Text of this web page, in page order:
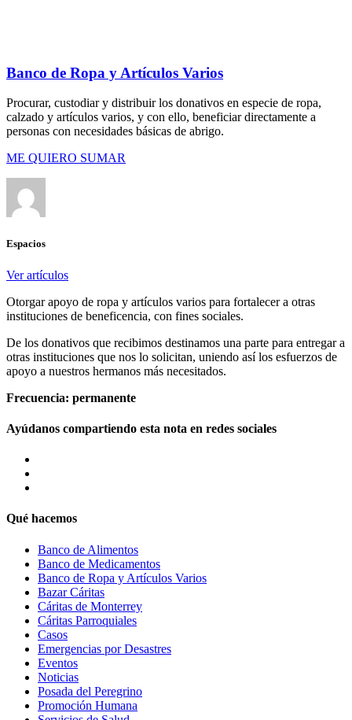
Banco de Ropa y Artículos Varios
Procurar, custodiar y distribuir los donativos en especie de ropa,
calzado y artículos varios, y con ello, beneficiar directamente a
personas con necesidades básicas de abrigo.
ME QUIERO SUMAR
Espacios
Ver artículos
Otorgar apoyo de ropa y artículos varios para fortalecer a otras
instituciones de beneficencia, con fines sociales.
De los donativos que recibimos destinamos una parte para entregar a
otras instituciones que nos lo solicitan, uniendo así los esfuerzos de
apoyo a nuestros hermanos más necesitados.
Frecuencia: permanente
Ayúdanos compartiendo esta nota en redes sociales
Qué hacemos
Banco de Alimentos
Banco de Medicamentos
Banco de Ropa y Artículos Varios
Bazar Cáritas
Cáritas de Monterrey
Cáritas Parroquiales
Casos
Emergencias por Desastres
Eventos
Noticias
Posada del Peregrino
Promoción Humana